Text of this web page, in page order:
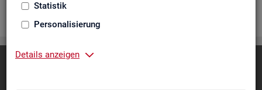
Statistik
Personalisierung
Details anzeigen
Diese Seite empfehlen